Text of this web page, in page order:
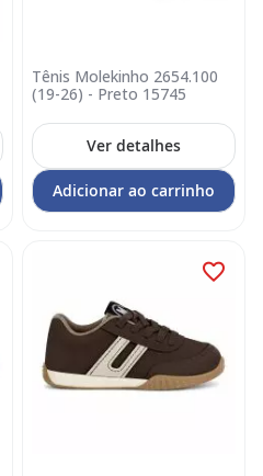
Tênis Molekinho 2654.100
(19-26) - Preto 15745
Ver detalhes
Adicionar ao carrinho